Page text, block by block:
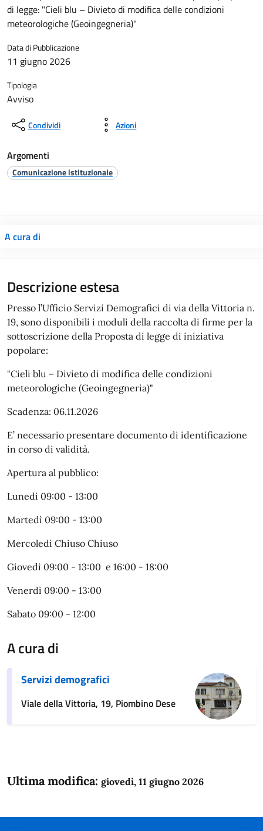
di legge: "Cieli blu – Divieto di modifica delle condizioni
meteorologiche (Geoingegneria)"
Data di Pubblicazione
11 giugno 2026
Tipologia
Avviso
Condividi Azioni
Argomenti
Comunicazione istituzionale
A cura di
Descrizione estesa
Presso l’Ufficio Servizi Demografici di via della Vittoria n.
19, sono disponibili i moduli della raccolta di firme per la
sottoscrizione della Proposta di legge di iniziativa
popolare:
"Cieli blu – Divieto di modifica delle condizioni
meteorologiche (Geoingegneria)"
Scadenza: 06.11.2026
E’ necessario presentare documento di identificazione
in corso di validità.
Apertura al pubblico:
Lunedì 09:00 - 13:00
Martedì 09:00 - 13:00
Mercoledì Chiuso Chiuso
Giovedì 09:00 - 13:00 e 16:00 - 18:00
Venerdì 09:00 - 13:00
Sabato 09:00 - 12:00
A cura di
Servizi demografici
Viale della Vittoria, 19, Piombino Dese
Ultima modifica: giovedì, 11 giugno 2026